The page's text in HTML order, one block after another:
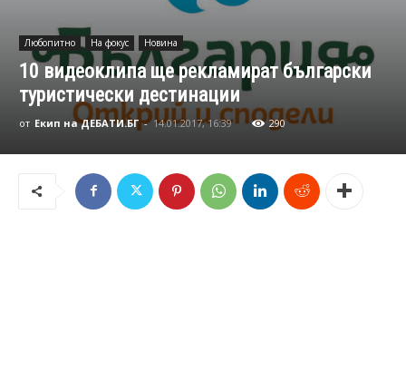
Любопитно На фокус Новина
10 видеоклипа ще рекламират български
туристически дестинации
от Екип на ДЕБАТИ.БГ - 14.01.2017, 16:39 290